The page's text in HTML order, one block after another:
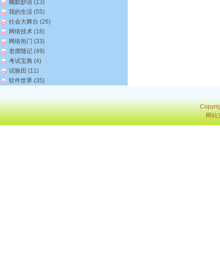
幽默妙语 (13)
我的生活 (55)
社会大舞台 (26)
网络技术 (18)
网络热门 (33)
老摆随记 (49)
考试宝典 (4)
试验田 (11)
软件世界 (35)
网站